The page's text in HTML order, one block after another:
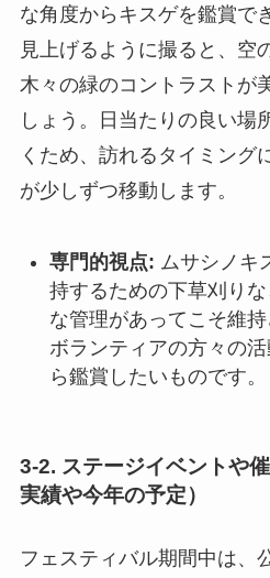
な角度からキスゲを鑑賞で
見上げるように撮ると、空
木々の緑のコントラストが
しょう。日当たりの良い場
くため、訪れるタイミング
が少しずつ移動します。
専門的視点: ムサシノキ
持するための下草刈り
な管理があってこそ維
ボランティアの方々の
ら鑑賞したいものです。
3-2. ステージイベントや
実績や今年の予定）
フェスティバル期間中は、